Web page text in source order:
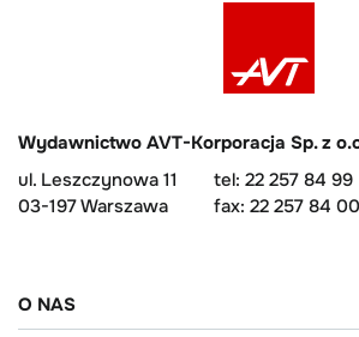
Wydawnictwo AVT-Korporacja Sp. z
ul. Leszczynowa 11
03-197 Warszawa
tel: 22 257 84 99
fax: 22 257 84 00
O NAS